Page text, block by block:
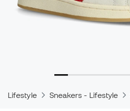
Lifestyle Sneakers - Lifestyle